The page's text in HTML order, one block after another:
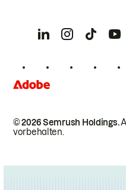
© 2026 Semrush Holdings.
vorbehalten.